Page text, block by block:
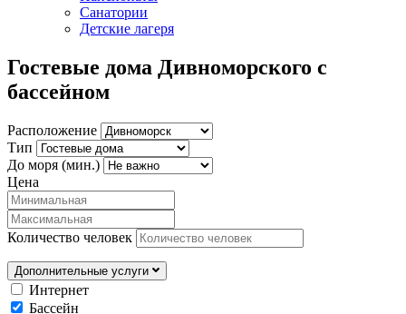
Санатории
Детские лагеря
Гостевые дома Дивноморского с
бассейном
Расположение
Тип
До моря (мин.)
Цена
Количество человек
Дополнительные услуги
Интернет
Бассейн